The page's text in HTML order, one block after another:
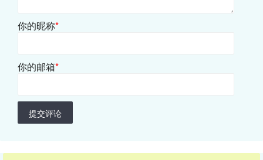
你的昵称*
你的邮箱*
提交评论